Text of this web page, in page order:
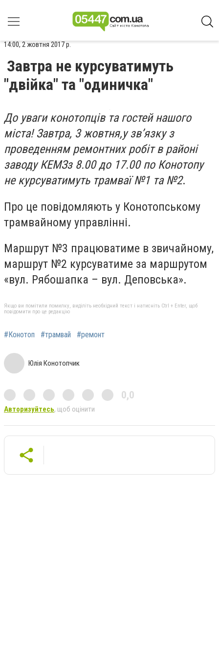
14:00, 2 жовтня 2017 р.
Завтра не курсуватимуть
"двійка" та "одиничка"
До уваги конотопців та гостей нашого
міста! Завтра, 3 жовтня,у зв’язку з
проведенням ремонтних робіт в районі
заводу КЕМЗз 8.00 до 17.00 по Конотопу
не курсуватимуть трамваї №1 та №2.
Про це повідомляють у Конотопському
трамвайному управлінні.
Маршрут №3 працюватиме в звичайному,
маршрут №2 курсуватиме за маршрутом
«вул. Рябошапка – вул. Деповська».
Якщо ви помітили помилку, виділіть необхідний текст і натисніть Ctrl + Enter, щоб
повідомити про це редакцію
#Конотоп #трамвай #ремонт
Юлія Конотопчик
0,0
Авторизуйтесь, щоб оцінити